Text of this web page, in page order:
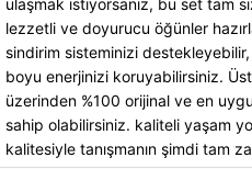
lezzetli ve doyurucu öğünler
sindirim sisteminizi
boyu enerjinizi koruyabilirsiniz.
üzerinden %100 orijinal ve en
sahip olabilirsiniz. kaliteli yaşam
kalitesiyle tanışmanın şimdi tam